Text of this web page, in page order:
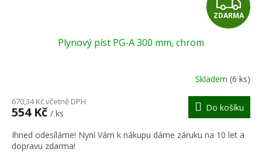
D
R
M
A
ZDARMA
Plynový píst PG-A 300 mm, chrom
Skladem (6 ks)
670,34 Kč včetně DPH
554 Kč / ks
Do košíku
Ihned odesíláme! Nyní Vám k nákupu dáme záruku na 10 let a
dopravu zdarma!